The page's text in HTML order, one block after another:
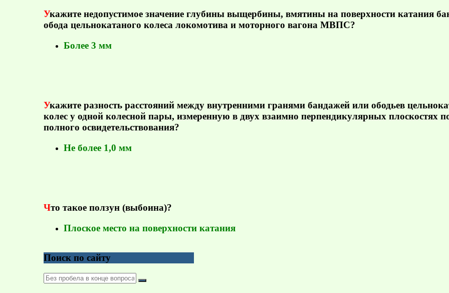
Укажите недопустимое значение глубины выщербины, вмятины на поверхности катания
обода цельнокатаного колеса локомотива и моторного вагона МВПС?
Более 3 мм
Укажите разность расстояний между внутренними гранями бандажей или ободьев
колес у одной колесной пары, измеренную в двух взаимно перпендикулярных плоскостях
полного освидетельствования?
Не более 1,0 мм
Что такое ползун (выбоина)?
Плоское место на поверхности катания
Поиск по сайту